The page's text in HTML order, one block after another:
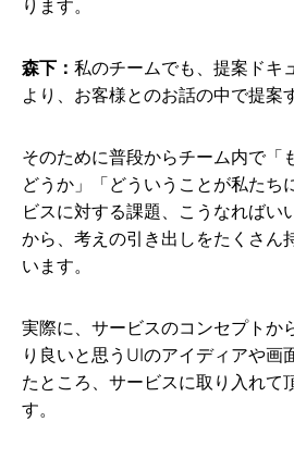
ります。
森下： 私のチームでも、提案ドキ
より、お客様とのお話の中で提案
そのために普段からチーム内で「
どうか」「どういうことが私たち
ビスに対する課題、こうなればい
から、考えの引き出しをたくさん
います。
実際に、サービスのコンセプトか
り良いと思うUIのアイディアや画
たところ、サービスに取り入れて
す。